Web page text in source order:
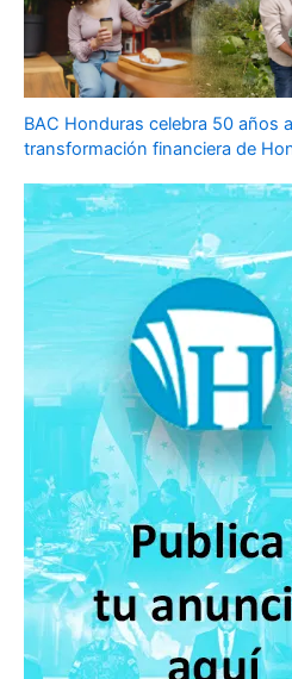
BAC Honduras celebra 50 años
transformación financiera de